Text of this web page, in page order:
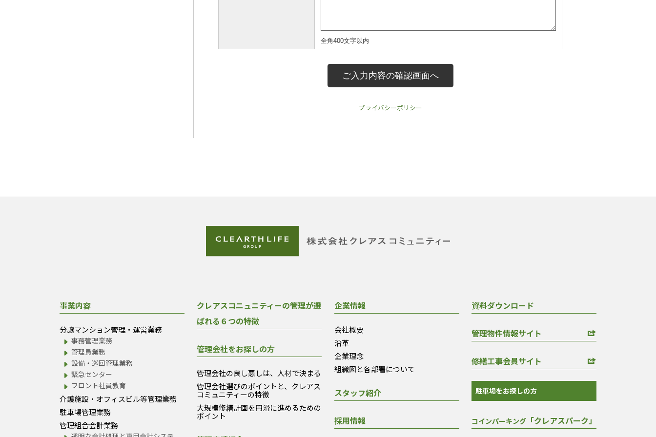
プライバシーポリシー
事業内容
分譲マンション管理・運営業務
事務管理業務
管理員業務
設備・巡回管理業務
緊急センター
フロント社員教育
介護施設・オフィスビル等管理業務
駐車場管理業務
管理組合会計業務
クレアスコニュニティーの管理が選
ばれる６つの特徴
管理会社をお探しの方
管理会社の良し悪しは、人材で決まる
管理会社選びのポイントと、クレアス
コミュニティーの特徴
大規模修繕計画を円滑に進めるための
ポイント
企業情報
会社概要
沿革
企業理念
組織図と各部署について
スタッフ紹介
採用情報
資料ダウンロード
管理物件情報サイト
修繕工事会員サイト
駐車場をお探しの方
コインパーキング「クレアスパーク」